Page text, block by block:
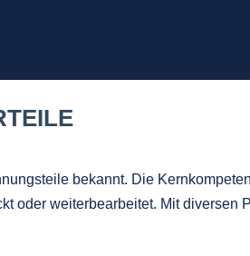
bekannt. Die
oder weiterbearbeitet. Mit diversen